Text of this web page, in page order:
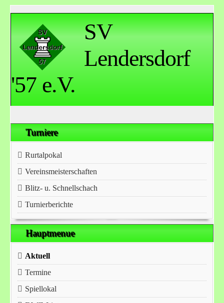
SV
Lendersdorf
'57 e.V.
Turniere
Rurtalpokal
Vereinsmeisterschaften
Blitz- u. Schnellschach
Turnierberichte
Hauptmenue
Aktuell
Termine
Spiellokal